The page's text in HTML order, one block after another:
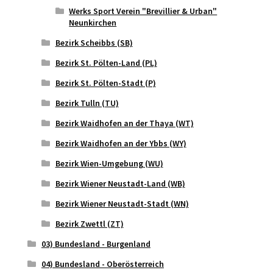
Werks Sport Verein "Brevillier & Urban"
Neunkirchen
Bezirk Scheibbs (SB)
Bezirk St. Pölten-Land (PL)
Bezirk St. Pölten-Stadt (P)
Bezirk Tulln (TU)
Bezirk Waidhofen an der Thaya (WT)
Bezirk Waidhofen an der Ybbs (WY)
Bezirk Wien-Umgebung (WU)
Bezirk Wiener Neustadt-Land (WB)
Bezirk Wiener Neustadt-Stadt (WN)
Bezirk Zwettl (ZT)
03) Bundesland - Burgenland
04) Bundesland - Oberösterreich